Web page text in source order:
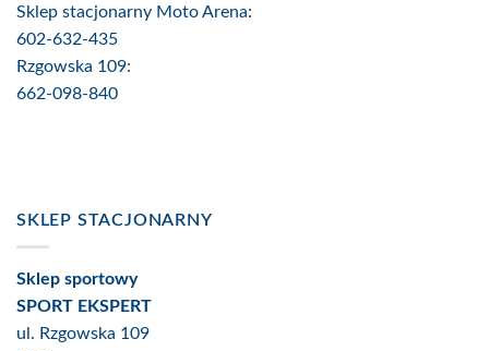
Sklep stacjonarny Moto Arena:
602-632-435
Rzgowska 109:
662-098-840
SKLEP STACJONARNY
Sklep sportowy
SPORT EKSPERT
ul. Rzgowska 109